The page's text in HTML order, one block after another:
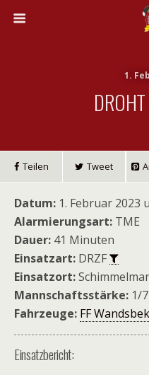
1.
Teilen Tweet
Datum: 1. Februar 2023
Alarmierungsart: TME
Dauer: 41 Minuten
Einsatzart: DRZF
Einsatzort:
Mannschaftsstärke: 1/7
Fahrzeuge: FF
Einsatzbericht: